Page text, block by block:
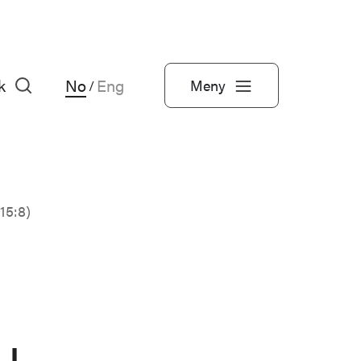
No/ Eng Meny